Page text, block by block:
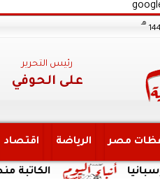
هـ
رئيس التحرير
على الحوفي
مصر الرياضة اقتصاد
الكاتبة منصورة عز